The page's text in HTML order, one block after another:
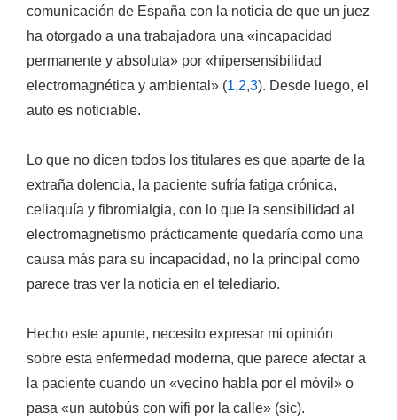
comunicación de España con la noticia de que un juez
ha otorgado a una trabajadora una «incapacidad
permanente y absoluta» por «hipersensibilidad
electromagnética y ambiental» (1,2,3). Desde luego, el
auto es noticiable.
Lo que no dicen todos los titulares es que aparte de la
extraña dolencia, la paciente sufría fatiga crónica,
celiaquía y fibromialgia, con lo que la sensibilidad al
electromagnetismo prácticamente quedaría como una
causa más para su incapacidad, no la principal como
parece tras ver la noticia en el telediario.
Hecho este apunte, necesito expresar mi opinión
sobre esta enfermedad moderna, que parece afectar a
la paciente cuando un «vecino habla por el móvil» o
pasa «un autobús con wifi por la calle» (sic).